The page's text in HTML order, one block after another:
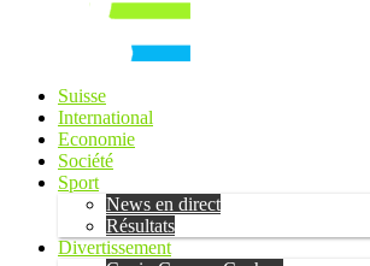
Suisse
International
Economie
Société
Sport
News en direct
Résultats
Divertissement